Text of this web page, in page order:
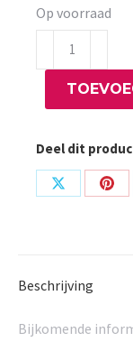
Op voorraad
CATHIA
bois
voorgevormde
bh
-
Deel dit
Share
Beschrijving
Bijkomende